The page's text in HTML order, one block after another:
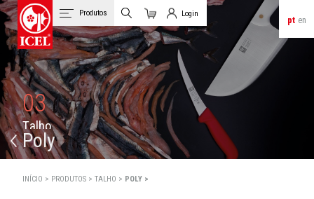
pt en
Produtos
Carrinho
Login
Login de Clientes
03
Talho
Poly
INÍCIO > PRODUTOS >TALHO > POLY >